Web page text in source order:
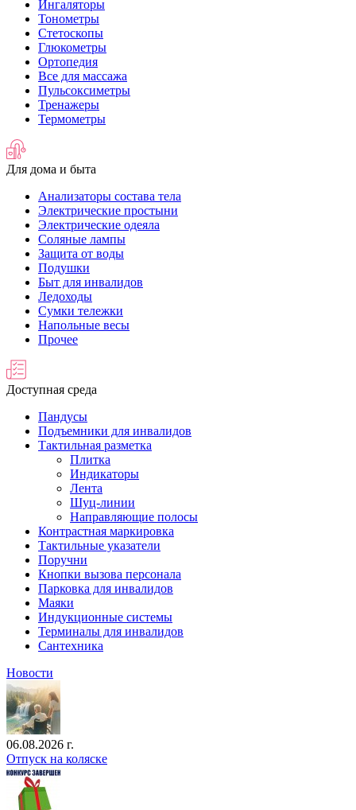
Ингаляторы
Тонометры
Стетоскопы
Глюкометры
Ортопедия
Все для массажа
Пульсоксиметры
Тренажеры
Термометры
Для дома и быта
Анализаторы состава тела
Электрические простыни
Электрические одеяла
Соляные лампы
Защита от воды
Подушки
Быт для инвалидов
Ледоходы
Сумки тележки
Напольные весы
Прочее
Доступная среда
Пандусы
Подъемники для инвалидов
Тактильная разметка
Плитка
Индикаторы
Лента
Шуц-линии
Направляющие полосы
Контрастная маркировка
Тактильные указатели
Поручни
Кнопки вызова персонала
Парковка для инвалидов
Маяки
Индукционные системы
Терминалы для инвалидов
Сантехника
Новости
06.08.2026 г.
Отпуск на коляске